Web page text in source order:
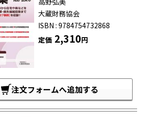
大蔵財務協会
ISBN : 9784754732868
定価2,310円
注文フォームへ追加する